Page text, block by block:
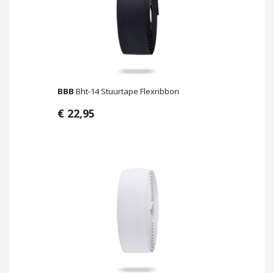
BBB Bht-14 Stuurtape Flexribbon
€ 22,95